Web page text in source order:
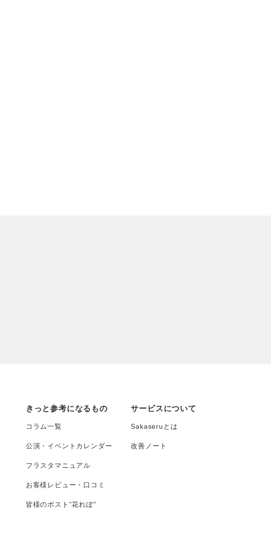
きっと参考になるもの
コラム一覧
公演・イベントカレンダー
フラスタマニュアル
お客様レビュー・口コミ
皆様のポスト”花れぽ”
サービスについて
Sakaseruとは
改善ノート